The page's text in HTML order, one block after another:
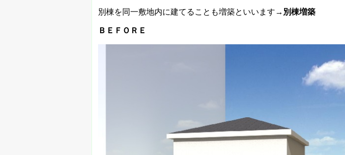
別棟を同一敷地内に建てることも増築といいます→ 別棟増築
ＢＥＦＯＲＥ